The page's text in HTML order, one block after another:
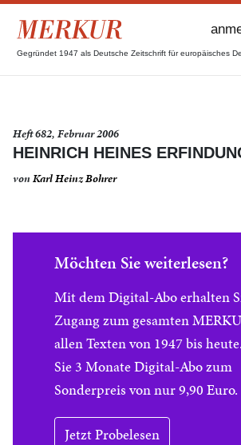
Gegründet 1947 als Deutsche Zeitschrift für europäisches
Heft 682, Februar 2006
HEINRICH HEINES
vonKarl Heinz Bohrer
Möchten Sie weiterlesen?
Mit dem Digital-Abo erhalten
Zugang zum gesamten
allen Texten von 1947 bis
Sie 3 Monate Digital-Abo zum
Sonderpreis von nur 9,90 Euro.
Jetzt Probelesen